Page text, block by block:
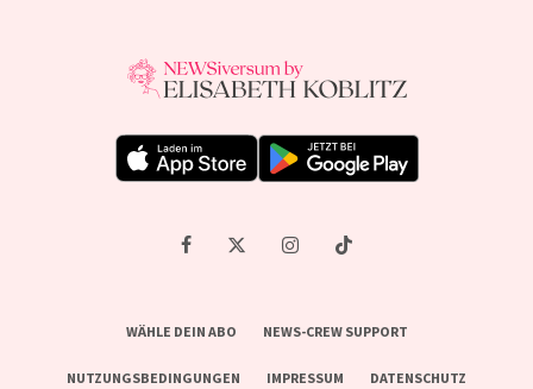
WÄHLE DEIN ABO NEWS-CREW SUPPORT
NUTZUNGSBEDINGUNGEN IMPRESSUM DATENSCHUTZ